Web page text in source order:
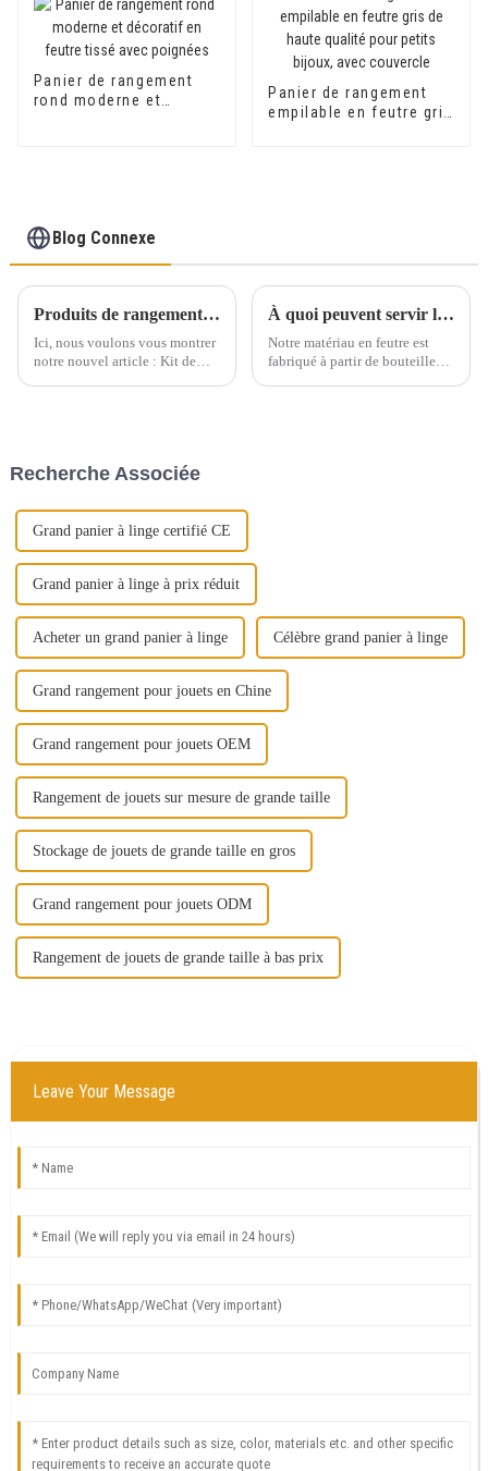
coucher. Aucun avis
pour le moment.
Panier de rangement
rond moderne et
Panier de rangement
empilable en feutre gris
Blog Connexe
Produits de rangement en feutre respectueux de l'environnement et esthétiques
Ici, nous voulons vous montrer
notre nouvel article : Kit de
avez besoin pour n...
À quoi peuvent servir les matériaux en feutre ?
Notre matériau en feutre est
fabriqué à partir de bouteilles
Recherche Associée
Grand panier à linge certifié CE
Grand panier à linge à prix réduit
Acheter un grand panier à linge Célèbre grand panier à linge
Grand rangement pour jouets en Chine
Grand rangement pour jouets OEM
Rangement de jouets sur mesure de grande taille
Stockage de jouets de grande taille en gros
Grand rangement pour jouets ODM
Rangement de jouets de grande taille à bas prix
Leave Your Message